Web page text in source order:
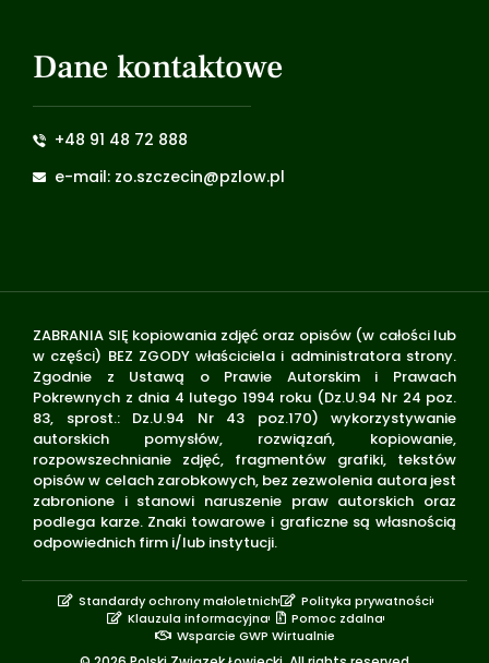
Dane kontaktowe
+48 91 48 72 888
e-mail: zo.szczecin@pzlow.pl
ZABRANIA SIĘ kopiowania zdjęć oraz opisów (w całości lub
w części) BEZ ZGODY właściciela i administratora strony.
Zgodnie z Ustawą o Prawie Autorskim i Prawach
Pokrewnych z dnia 4 lutego 1994 roku (Dz.U.94 Nr 24 poz.
83, sprost.: Dz.U.94 Nr 43 poz.170) wykorzystywanie
autorskich pomysłów, rozwiązań, kopiowanie,
rozpowszechnianie zdjęć, fragmentów grafiki, tekstów
opisów w celach zarobkowych, bez zezwolenia autora jest
zabronione i stanowi naruszenie praw autorskich oraz
podlega karze. Znaki towarowe i graficzne są własnością
odpowiednich firm i/lub instytucji.
Standardy ochrony małoletnich
Polityka prywatności
Klauzula informacyjna
Pomoc zdalna
Wsparcie GWP Wirtualnie